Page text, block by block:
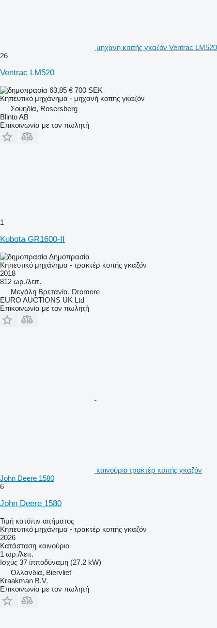
μηχανή κοπής γκαζόν Ventrac LM520
26
Ventrac LM520
63,85 € 700 SEK
Κηπευτικό μηχάνημα - μηχανή κοπής γκαζόν
Σουηδία, Rosersberg
Blinto AB
Επικοινωνία με τον πωλητή
1
Kubota GR1600-II
Δημοπρασία
Κηπευτικό μηχάνημα - τρακτέρ κοπής γκαζόν
2018
812 ωρ./λειτ.
Μεγάλη Βρετανία, Dromore
EURO AUCTIONS UK Ltd
Επικοινωνία με τον πωλητή
καινούριο τρακτέρ κοπής γκαζόν
John Deere 1580
6
John Deere 1580
Τιμή κατόπιν αιτήματος
Κηπευτικό μηχάνημα - τρακτέρ κοπής γκαζόν
2026
Κατάσταση καινούριο
1 ωρ./λειτ.
Ισχύς 37 ίπποδύναμη (27.2 kW)
Ολλανδία, Biervliet
Kraakman B.V.
Επικοινωνία με τον πωλητή